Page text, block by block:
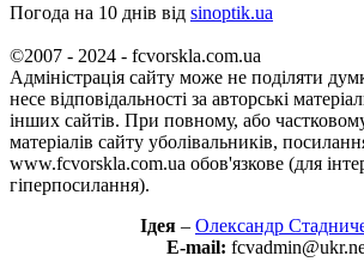
Погода на 10 днів від sinoptik.ua
©2007 - 2024 - fcvorskla.com.ua
Адміністрація сайту може не поділяти
несе відповідальності за авторські
інших сайтів. При повному, або
матеріалів сайту уболівальників,
www.fcvorskla.com.ua обов'язкове (для
гіперпосилання).
Ідея – Олександр
E-mail: